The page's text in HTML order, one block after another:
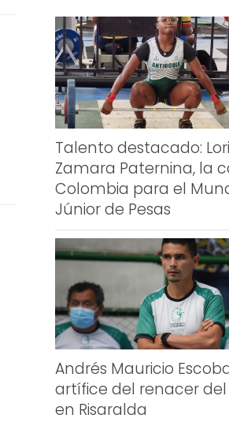
Talento destacado:
Zamara Paternina, la
Colombia para el
Júnior de Pesas
Andrés Mauricio
artífice del renacer del
en Risaralda